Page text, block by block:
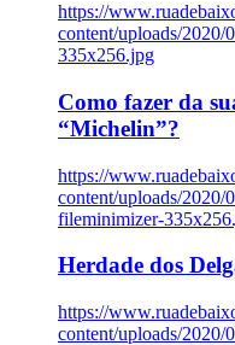
https://
content/uploads/2020/
335x256.jpg
Como fazer da
“Michelin”?
https://
content/uploads/2020/
fileminimizer-
Herdade dos
https://
content/uploads/2020/